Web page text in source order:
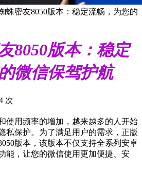
蛛密友8050版本：稳定流畅，为您的
8050版本：稳定
微信保驾护航
次
使用频率的增加，越来越多的人开始
私保护。为了满足用户的需求，正版
版本，该版本不仅支持全系列安卓
能，让您的微信使用更加便捷、安